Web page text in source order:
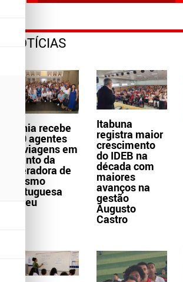
NOTÍCIAS
Bahia recebe
300 agentes
de viagens em
evento da
operadora de
turismo
portuguesa
Abreu
Itabuna
registra maior
crescimento
do IDEB na
década com
maiores
avanços na
gestão
Augusto
Castro